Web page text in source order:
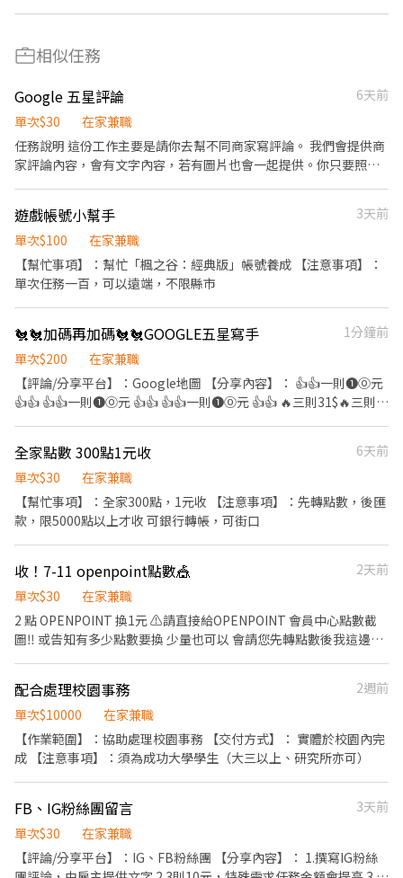
相似任務
Google 五星評論
6天前
單次$30
在家兼職
任務說明 這份工作主要是請你去幫不同商家寫評論。 我們會提供商
家評論內容，會有文字內容，若有圖片也會一起提供。你只要照著
計算 交件方式 完成後請把下面資料貼到 Google Sheet： • 上架日
期 • 帳號名稱 • 評論連結 • 你的名字 最後評論完回報你總共做了
幾則，即可。 交付期限 2026/7/11 以前
遊戲帳號小幫手
3天前
單次$100
在家兼職
【幫忙事項】：幫忙「楓之谷：經典版」帳號養成 【注意事項】：
單次任務一百，可以遠端，不限縣市
🐔🐔加碼再加碼🐔🐔GOOGLE五星寫手
1分鐘前
單次$200
在家兼職
【評論/分享平台】：Google地圖 【分享內容】： 👍👍一則❶⓪元
👍👍 👍👍一則❶⓪元 👍👍 👍👍一則❶⓪元 👍👍 🔥三則31$🔥三則
中信銀行、郵局、台新、上海（擇一） 其他銀行需手續費10！ ⚠️嚴
禁隨意刪除評論！！！⚠️嚴禁隨意刪除評論！！！ ❗️❗️注意事項❗️❗️ ·
用無痕模式未登入狀態確認，有看到評論才算成功，或傳分享連結
給我確認 ·不是評了就一定會成功，謝謝 應徵及詢問前請先確認以
全家點數 300點1元收
6天前
單次$30
在家兼職
【幫忙事項】：全家300點，1元收 【注意事項】：先轉點數，後匯
款，限5000點以上才收 可銀行轉帳，可街口
收！7-11 openpoint點數🎪
2天前
單次$30
在家兼職
2 點 OPENPOINT 換1元 ⚠️請直接給OPENPOINT 會員中心點數截
圖‼️ 或告知有多少點數要換 少量也可以 會請您先轉點數後我這邊再
配合處理校園事務
2週前
單次$10000
在家兼職
【作業範圍】：協助處理校園事務 【交付方式】： 實體於校園內完
成 【注意事項】：須為成功大學學生（大三以上、研究所亦可）
FB、IG粉絲團留言
3天前
單次$30
在家兼職
【評論/分享平台】：IG、FB粉絲團 【分享內容】： 1.撰寫IG粉絲